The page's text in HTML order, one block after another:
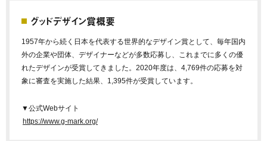
グッドデザイン賞概要
1957年から続く日本を代表する世界的なデザイン賞として、毎年国内
外の企業や団体、デザイナーなどが多数応募し、これまでに多くの優
れたデザインが受賞してきました。2020年度は、4,769件の応募を対
象に審査を実施した結果、1,395件が受賞しています。
▼公式Webサイト
https://www.g-mark.org/